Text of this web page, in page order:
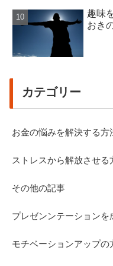
趣味
おき
カテゴリー
お金の悩みを解決する方
ストレスから解放させる
その他の記事
プレゼンンテーションを
モチベーションアップの